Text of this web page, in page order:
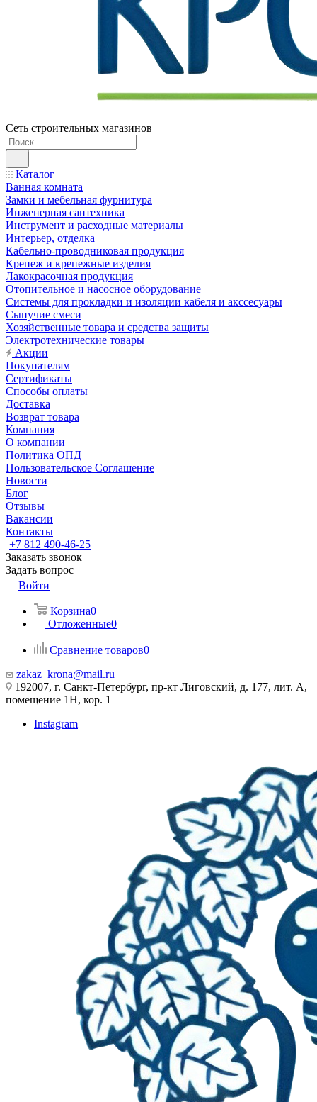
Сеть строительных магазинов
Каталог
Ванная комната
Замки и мебельная фурнитура
Инженерная сантехника
Инструмент и расходные материалы
Интерьер, отделка
Кабельно-проводниковая продукция
Крепеж и крепежные изделия
Лакокрасочная продукция
Отопительное и насосное оборудование
Системы для прокладки и изоляции кабеля и акссесуары
Сыпучие смеси
Хозяйственные товара и средства защиты
Электротехнические товары
Акции
Покупателям
Сертификаты
Способы оплаты
Доставка
Возврат товара
Компания
О компании
Политика ОПД
Пользовательское Соглашение
Новости
Блог
Отзывы
Вакансии
Контакты
+7 812 490-46-25
Заказать звонок
Задать вопрос
Войти
Корзина0
Отложенные0
Сравнение товаров0
zakaz_krona@mail.ru
192007, г. Санкт-Петербург, пр-кт Лиговский, д. 177, лит. А,
помещение 1Н, кор. 1
Instagram